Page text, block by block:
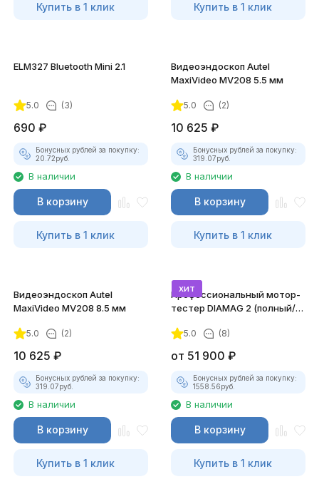
Купить в 1 клик Купить в 1 клик
ELM327 Bluetooth Mini 2.1
5.0 (3)
690 ₽
Бонусных рублей за покупку:
20.72руб.
В наличии
В корзину
Купить в 1 клик
Видеоэндоскоп Autel
MaxiVideo MV208 5.5 мм
5.0 (2)
10 625 ₽
Бонусных рублей за покупку:
319.07руб.
В наличии
В корзину
Купить в 1 клик
Видеоэндоскоп Autel
MaxiVideo MV208 8.5 мм
5.0 (2)
10 625 ₽
Бонусных рублей за покупку:
319.07руб.
В наличии
В корзину
Купить в 1 клик
хит
Профессиональный мотор-
тестер DIAMAG 2 (полный/
5.0 (8)
от 51 900 ₽
Бонусных рублей за покупку:
1558.56руб.
В наличии
В корзину
Купить в 1 клик